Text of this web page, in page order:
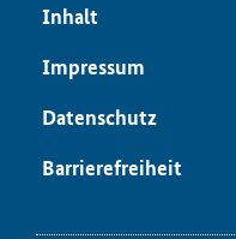
In­halt
Im­pres­sum
Da­ten­schutz
Bar­rie­re­frei­heit